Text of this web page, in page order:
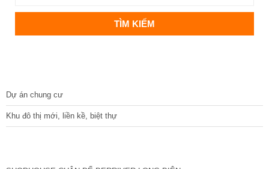
Dự án chung cư
Khu đô thị mới, liền kề, biệt thự